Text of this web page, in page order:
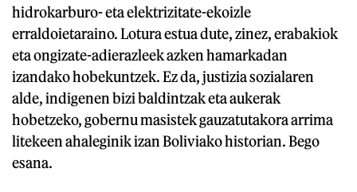
hidrokarburo- eta elektrizitate-ekoizle
erraldoietaraino. Lotura estua dute, zinez, erabakiok
eta ongizate-adierazleek azken hamarkadan
izandako hobekuntzek. Ez da, justizia sozialaren
alde, indigenen bizi baldintzak eta aukerak
hobetzeko, gobernu masistek gauzatutakora arrima
litekeen ahaleginik izan Boliviako historian. Bego
esana.